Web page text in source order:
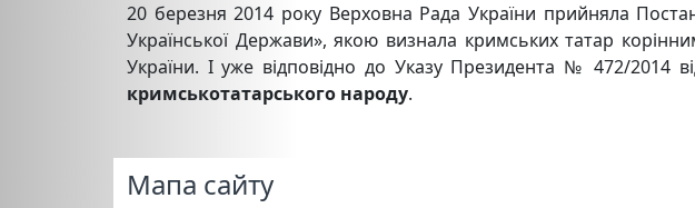
20 березня 2014 року Верховна Рада України прийняла
Української Держави», якою визнала кримських татар
України. І уже відповідно до Указу Президента № 472/2014
кримськотатарського народу.
Мапа сайту